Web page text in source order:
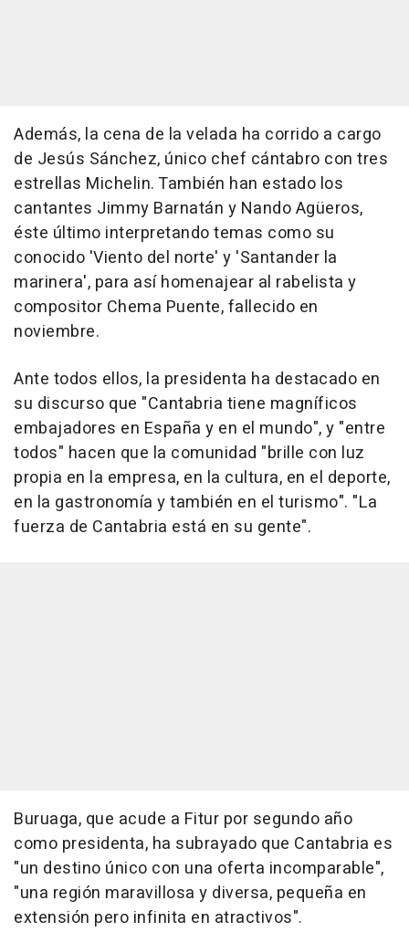
Además, la cena de la velada ha corrido a cargo
de Jesús Sánchez, único chef cántabro con tres
estrellas Michelin. También han estado los
cantantes Jimmy Barnatán y Nando Agüeros,
éste último interpretando temas como su
conocido 'Viento del norte' y 'Santander la
marinera', para así homenajear al rabelista y
compositor Chema Puente, fallecido en
noviembre.
Ante todos ellos, la presidenta ha destacado en
su discurso que "Cantabria tiene magníficos
embajadores en España y en el mundo", y "entre
todos" hacen que la comunidad "brille con luz
propia en la empresa, en la cultura, en el deporte,
en la gastronomía y también en el turismo". "La
fuerza de Cantabria está en su gente".
Buruaga, que acude a Fitur por segundo año
como presidenta, ha subrayado que Cantabria es
"un destino único con una oferta incomparable",
"una región maravillosa y diversa, pequeña en
extensión pero infinita en atractivos".